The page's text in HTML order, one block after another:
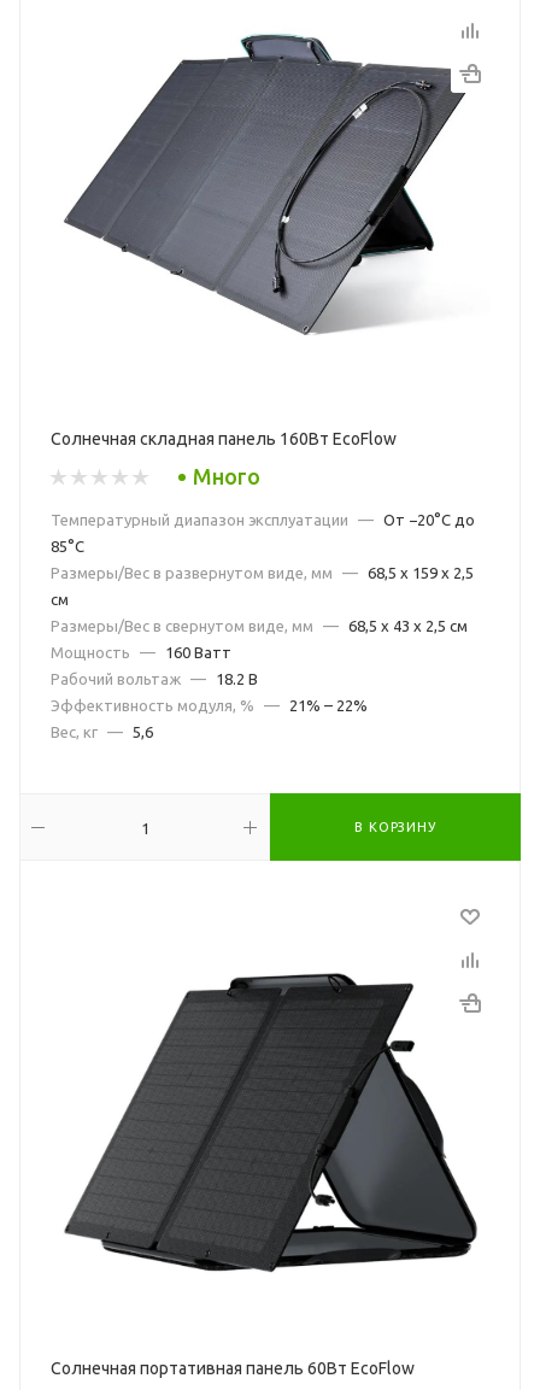
Солнечная складная панель 160Вт EcoFlow
Много
Температурный диапазон эксплуатации — От −20°C до
85°C
Размеры/Вес в развернутом виде, мм
— 68,5 x 159 x 2,5
см
Размеры/Вес в свернутом виде, мм
— 68,5 x 43 x 2,5 см
Мощность
—
160 Ватт
Рабочий вольтаж —
18.2 В
Эффективность модуля, %
—
21% – 22%
Вес, кг — 5,6
В КОРЗИНУ
Солнечная портативная панель 60Вт EcoFlow